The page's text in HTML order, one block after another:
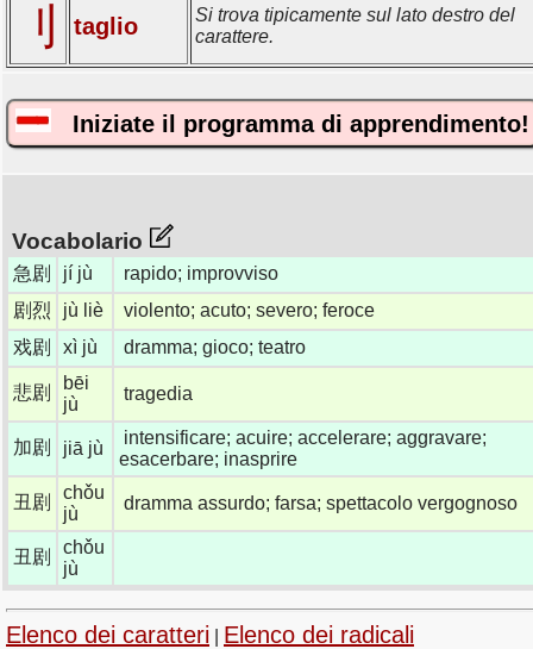
刂 taglio
Si trova tipicamente sul lato destro del
carattere.
Iniziate il programma di apprendimento!
Vocabolario
急剧 jí jù
rapido; improvviso
剧烈
jù liè
violento; acuto; severo; feroce
戏剧
xì jù dramma; gioco; teatro
悲剧
bēi
jù
tragedia
加剧 jiā jù
intensificare; acuire; accelerare; aggravare;
esacerbare; inasprire
丑剧
chǒu
jù
dramma assurdo; farsa; spettacolo vergognoso
丑剧
chǒu
jù
Elenco dei caratteri Elenco dei radicali